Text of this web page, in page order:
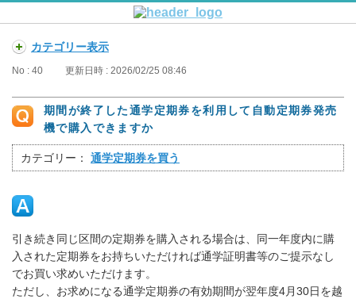
カテゴリー表示
No : 40 更新日時 : 2026/02/25 08:46
期間が終了した通学定期券を利用して自動定期券発売
機で購入できますか
カテゴリー： 通学定期券を買う
引き続き同じ区間の定期券を購入される場合は、同一年度内に購
入された定期券をお持ちいただければ通学証明書等のご提示なし
でお買い求めいただけます。
ただし、お求めになる通学定期券の有効期間が翌年度4月30日を越